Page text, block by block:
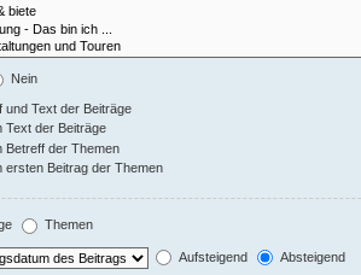
Nein
und Text der Beiträge
Text der Beiträge
Betreff der Themen
ersten Beitrag der Themen
Themen
Aufsteigend Absteigend